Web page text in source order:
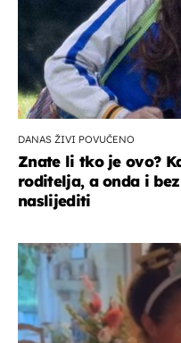
DANAS ŽIVI POVUČENO
Znate li tko je ovo?
roditelja, a onda i
naslijediti